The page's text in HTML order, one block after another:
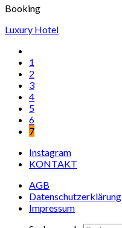
Booking
Luxury Hotel
1
2
3
4
5
6
7
Instagram
KONTAKT
AGB
Datenschutzerklärung
Impressum